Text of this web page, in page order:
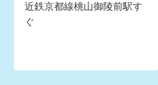
近鉄京都線桃山御陵前駅す
ぐ